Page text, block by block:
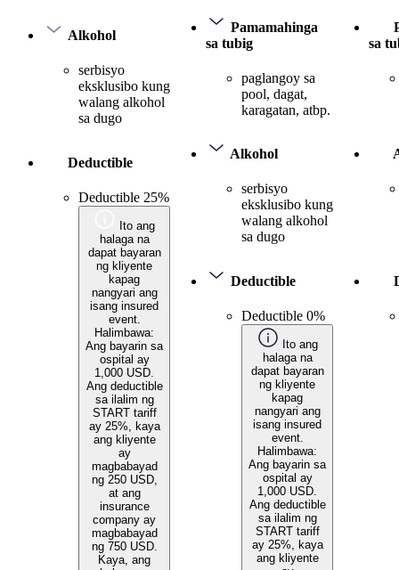
Alkohol
serbisyo
eksklusibo kung
walang alkohol
sa dugo
Deductible
Deductible 25%
Ito ang
halaga na
dapat bayaran
ng kliyente
kapag
nangyari ang
isang insured
event.
Halimbawa:
Ang bayarin sa
ospital ay
1,000 USD.
Ang deductible
sa ilalim ng
START tariff
ay 25%, kaya
ang kliyente
ay
magbabayad
ng 250 USD,
at ang
insurance
company ay
magbabayad
ng 750 USD.
Kaya, ang
Pamamahinga
sa tubig
paglangoy sa
pool, dagat,
karagatan, atbp.
Alkohol
serbisyo
eksklusibo kung
walang alkohol
sa dugo
Deductible
Deductible 0%
Ito ang
halaga na
dapat bayaran
ng kliyente
kapag
nangyari ang
isang insured
event.
Halimbawa:
Ang bayarin sa
ospital ay
1,000 USD.
Ang deductible
sa ilalim ng
START tariff
ay 25%, kaya
ang kliyente
sa